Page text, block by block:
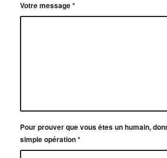
Votre message*
Pour prouver que vous êtes un humain,
simple opération*